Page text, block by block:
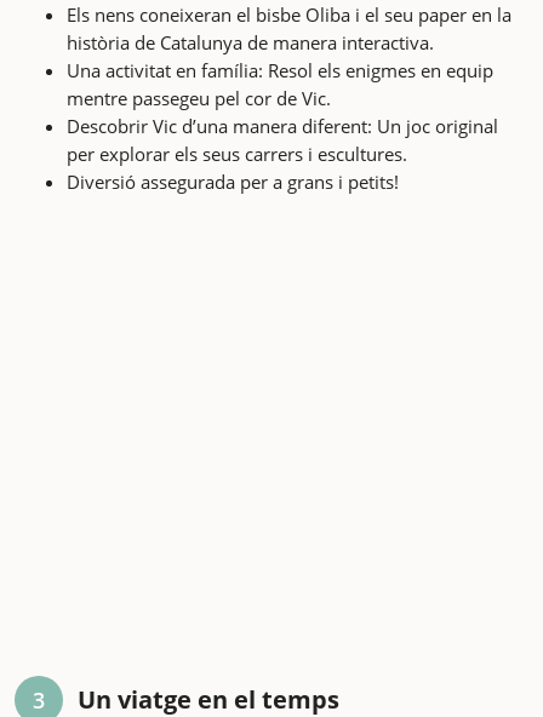
Els nens coneixeran el bisbe Oliba i el seu paper en la
història de Catalunya de manera interactiva.
Una activitat en família: Resol els enigmes en equip
mentre passegeu pel cor de Vic.
Descobrir Vic d’una manera diferent: Un joc original
per explorar els seus carrers i escultures.
Diversió assegurada per a grans i petits!
3 Un viatge en el temps